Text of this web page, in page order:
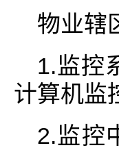
物业辖
1.监控
计算机监
2.监控